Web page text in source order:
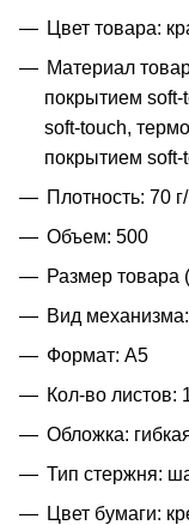
Цвет товара:
Материал
покрытием
soft-touch,
покрытием soft-
Плотность: 70
Объем: 500
Размер товара
Вид
Формат: A5
Кол-во листов:
Обложка:
Тип стержня:
Цвет бумаги: